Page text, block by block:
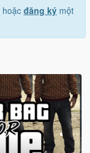
hoặc đăng ký một